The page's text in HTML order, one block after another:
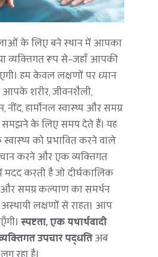
के लिए बने स्थान में आपका
व्यक्तिगत रूप से—जहाँ आपकी
हम केवल लक्षणों पर ध्यान
आपके शरीर, जीवनशैली,
हार्मोनल स्वास्थ्य और समग्र
समझने के लिए समय देते हैं। यह
को प्रभावित करने वाले
करने और एक व्यक्तिगत
मदद करती है जो दीर्घकालिक
समग्र कल्याण का समर्थन
लक्षणों से राहत। आप
स्पष्टता, एक यथार्थवादी
उपचार पद्धति अब
रहा है।